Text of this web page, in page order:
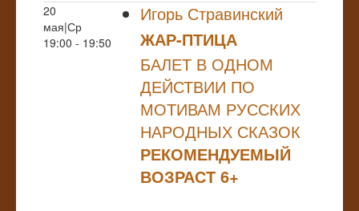
20
мая|Ср
19:00 - 19:50
Игорь Стравинский
ЖАР-ПТИЦА
БАЛЕТ В ОДНОМ
ДЕЙСТВИИ ПО
МОТИВАМ РУССКИХ
НАРОДНЫХ СКАЗОК
РЕКОМЕНДУЕМЫЙ
ВОЗРАСТ 6+